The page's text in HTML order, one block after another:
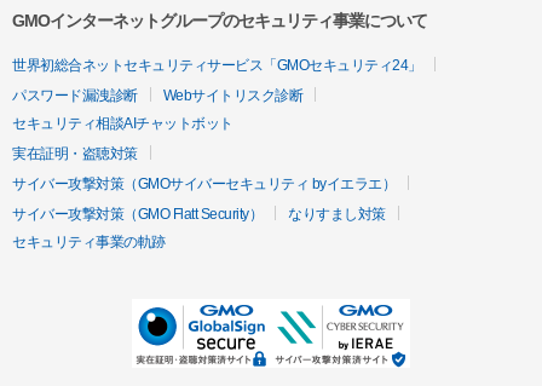
GMOインターネットグループのセキュリティ事業について
世界初総合ネットセキュリティサービス「GMOセキュリティ24」
パスワード漏洩診断
Webサイトリスク診断
セキュリティ相談AIチャットボット
実在証明・盗聴対策
サイバー攻撃対策（GMOサイバーセキュリティ byイエラエ）
サイバー攻撃対策（GMO Flatt Security）
なりすまし対策
セキュリティ事業の軌跡